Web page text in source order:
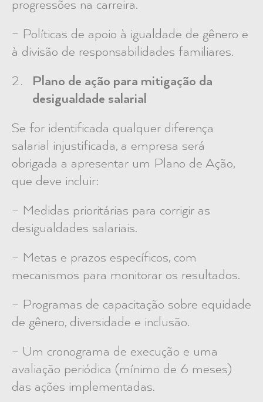
progressões na carreira.
– Políticas de apoio à igualdade de gênero e
à divisão de responsabilidades familiares.
Plano de ação para mitigação da
desigualdade salarial
Se for identificada qualquer diferença
salarial injustificada, a empresa será
obrigada a apresentar um Plano de Ação,
que deve incluir:
– Medidas prioritárias para corrigir as
desigualdades salariais.
– Metas e prazos específicos, com
mecanismos para monitorar os resultados.
– Programas de capacitação sobre equidade
de gênero, diversidade e inclusão.
– Um cronograma de execução e uma
avaliação periódica (mínimo de 6 meses)
das ações implementadas.